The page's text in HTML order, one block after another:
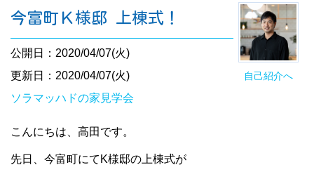
自己紹介へ
今富町Ｋ様邸 上棟式！
公開日：2020/04/07(火)
更新日：2020/04/07(火)
ソラマッハドの家見学会
こんにちは、高田です。
先日、今富町にてK様邸の上棟式が